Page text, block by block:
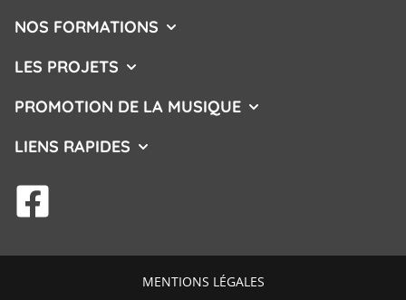
NOS FORMATIONS AFFICHER/MASQUER LE MENU
LES PROJETS AFFICHER/MASQUER LE MENU
PROMOTION DE LA MUSIQUE AFFICHER/MASQUER
LIENS RAPIDES AFFICHER/MASQUER LE MENU
MENTIONS LÉGALES